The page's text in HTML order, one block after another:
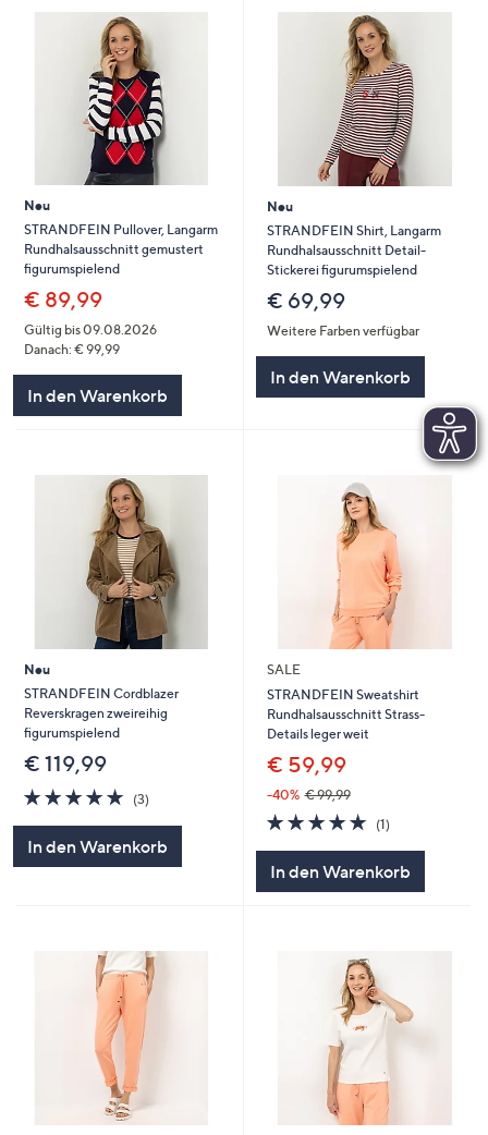
Neu
STRANDFEIN Pullover, Langarm
Rundhalsausschnitt gemustert
figurumspielend
€ 89,99
Gültig bis 09.08.2026
Danach: € 99,99
In den Warenkorb
Neu
STRANDFEIN Shirt, Langarm
Rundhalsausschnitt Detail-
Stickerei figurumspielend
€ 69,99
Weitere Farben verfügbar
In den Warenkorb
Neu
STRANDFEIN Cordblazer
Reverskragen zweireihig
figurumspielend
€ 119,99
4.7
von
5
(3)
In den Warenkorb
SALE
STRANDFEIN Sweatshirt
Rundhalsausschnitt Strass-
Details leger weit
€ 59,99
-40% € 99,99
5.0
von
(1)1
In den Warenkorb